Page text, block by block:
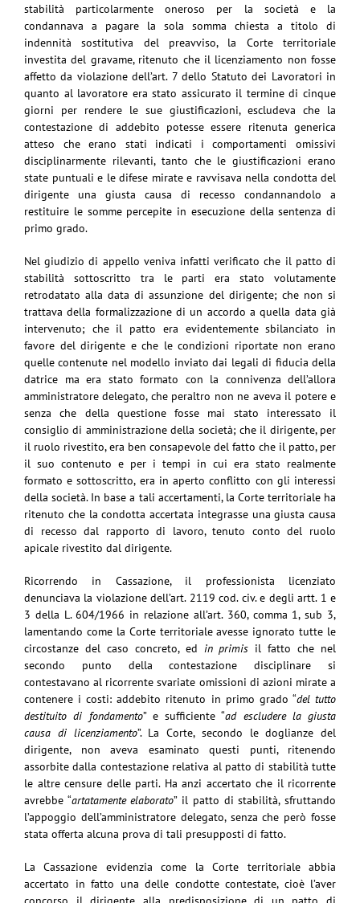
stabilità particolarmente oneroso per la società e la
condannava a pagare la sola somma chiesta a titolo di
indennità sostitutiva del preavviso, la Corte territoriale
investita del gravame, ritenuto che il licenziamento non fosse
affetto da violazione dell’art. 7 dello Statuto dei Lavoratori in
quanto al lavoratore era stato assicurato il termine di cinque
giorni per rendere le sue giustificazioni, escludeva che la
contestazione di addebito potesse essere ritenuta generica
atteso che erano stati indicati i comportamenti omissivi
disciplinarmente rilevanti, tanto che le giustificazioni erano
state puntuali e le difese mirate e ravvisava nella condotta del
dirigente una giusta causa di recesso condannandolo a
restituire le somme percepite in esecuzione della sentenza di
primo grado.
Nel giudizio di appello veniva infatti verificato che il patto di
stabilità sottoscritto tra le parti era stato volutamente
retrodatato alla data di assunzione del dirigente; che non si
trattava della formalizzazione di un accordo a quella data già
intervenuto; che il patto era evidentemente sbilanciato in
favore del dirigente e che le condizioni riportate non erano
quelle contenute nel modello inviato dai legali di fiducia della
datrice ma era stato formato con la connivenza dell’allora
amministratore delegato, che peraltro non ne aveva il potere e
senza che della questione fosse mai stato interessato il
consiglio di amministrazione della società; che il dirigente, per
il ruolo rivestito, era ben consapevole del fatto che il patto, per
il suo contenuto e per i tempi in cui era stato realmente
formato e sottoscritto, era in aperto conflitto con gli interessi
della società. In base a tali accertamenti, la Corte territoriale ha
ritenuto che la condotta accertata integrasse una giusta causa
di recesso dal rapporto di lavoro, tenuto conto del ruolo
apicale rivestito dal dirigente.
Ricorrendo in Cassazione, il professionista licenziato
denunciava la violazione dell’art. 2119 cod. civ. e degli artt. 1 e
3 della L. 604/1966 in relazione all’art. 360, comma 1, sub 3,
lamentando come la Corte territoriale avesse ignorato tutte le
circostanze del caso concreto, ed in primis il fatto che nel
secondo punto della contestazione disciplinare si
contestavano al ricorrente svariate omissioni di azioni mirate a
contenere i costi: addebito ritenuto in primo grado “del tutto
destituito di fondamento” e sufficiente “ad escludere la giusta
causa di licenziamento”. La Corte, secondo le doglianze del
dirigente, non aveva esaminato questi punti, ritenendo
assorbite dalla contestazione relativa al patto di stabilità tutte
le altre censure delle parti. Ha anzi accertato che il ricorrente
avrebbe “artatamente elaborato” il patto di stabilità, sfruttando
l’appoggio dell’amministratore delegato, senza che però fosse
stata offerta alcuna prova di tali presupposti di fatto.
La Cassazione evidenzia come la Corte territoriale abbia
accertato in fatto una delle condotte contestate, cioè l’aver